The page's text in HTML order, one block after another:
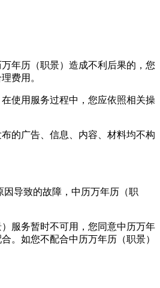
年历（职景）造成不利后果的，您
费用。
使用服务过程中，您应依照相关操
的广告、信息、内容、材料均不构
导致的故障，中历万年历（职
服务暂时不可用，您同意中历万年
。如您不配合中历万年历（职景）